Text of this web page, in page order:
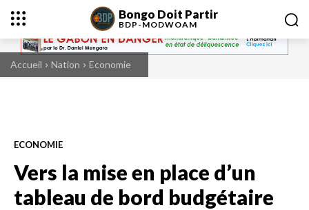
Bongo Doit Partir
BDP-MODWOAM
Accueil Nation Economie
ECONOMIE
Vers la mise en place d’un
tableau de bord budgétaire